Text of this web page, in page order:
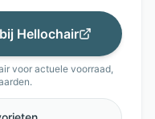
Hellochair
voor actuele voorraad,